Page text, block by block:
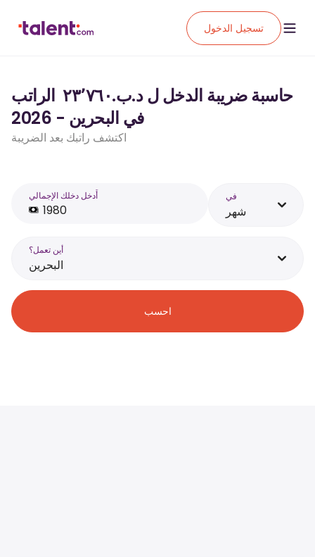
تسجيل الدخول
حاسبة ضريبة الدخل ل د.ب.‏٢٣٬٧٦٠ ‏ الراتب
في البحرين - 2026
اكتشف راتبك بعد الضريبة
أَدخل دخلك الإجمالي في
شهر
أين تعمل؟
البحرين
احسب